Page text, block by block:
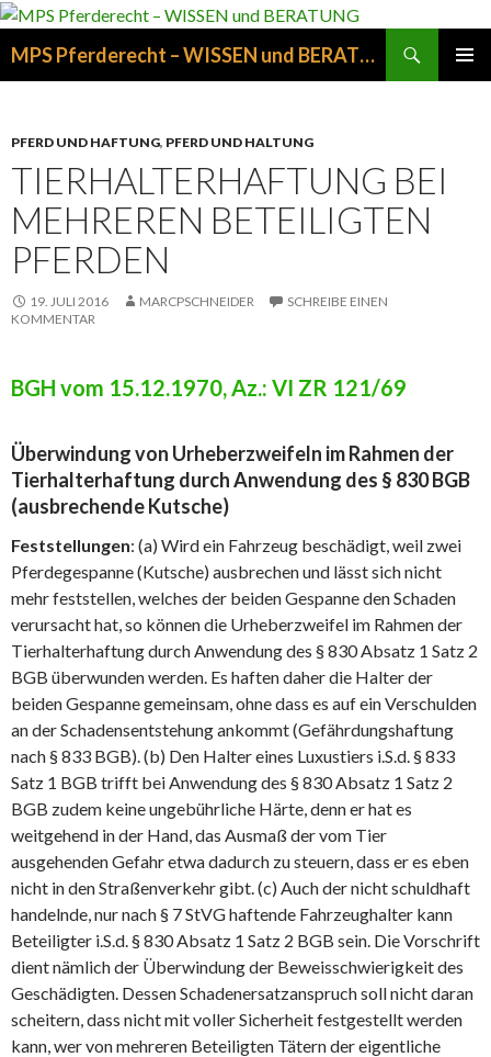
MPS Pferderecht – WISSEN und BERATUNG
PFERD UND HAFTUNG, PFERD UND HALTUNG
TIERHALTERHAFTUNG BEI
MEHREREN BETEILIGTEN
PFERDEN
19. JULI 2016 MARCPSCHNEIDER
SCHREIBE EINEN
KOMMENTAR
BGH vom 15.12.1970, Az.: VI ZR 121/69
Überwindung von Urheberzweifeln im Rahmen der
Tierhalterhaftung durch Anwendung des § 830 BGB
(ausbrechende Kutsche)
Feststellungen: (a) Wird ein Fahrzeug beschädigt, weil zwei
Pferdegespanne (Kutsche) ausbrechen und lässt sich nicht
mehr feststellen, welches der beiden Gespanne den Schaden
verursacht hat, so können die Urheberzweifel im Rahmen der
Tierhalterhaftung durch Anwendung des § 830 Absatz 1 Satz 2
BGB überwunden werden. Es haften daher die Halter der
beiden Gespanne gemeinsam, ohne dass es auf ein Verschulden
an der Schadensentstehung ankommt (Gefährdungshaftung
nach § 833 BGB). (b) Den Halter eines Luxustiers i.S.d. § 833
Satz 1 BGB trifft bei Anwendung des § 830 Absatz 1 Satz 2
BGB zudem keine ungebührliche Härte, denn er hat es
weitgehend in der Hand, das Ausmaß der vom Tier
ausgehenden Gefahr etwa dadurch zu steuern, dass er es eben
nicht in den Straßenverkehr gibt. (c) Auch der nicht schuldhaft
handelnde, nur nach § 7 StVG haftende Fahrzeughalter kann
Beteiligter i.S.d. § 830 Absatz 1 Satz 2 BGB sein. Die Vorschrift
dient nämlich der Überwindung der Beweisschwierigkeit des
Geschädigten. Dessen Schadenersatzanspruch soll nicht daran
scheitern, dass nicht mit voller Sicherheit festgestellt werden
kann, wer von mehreren Beteiligten Tätern der eigentliche